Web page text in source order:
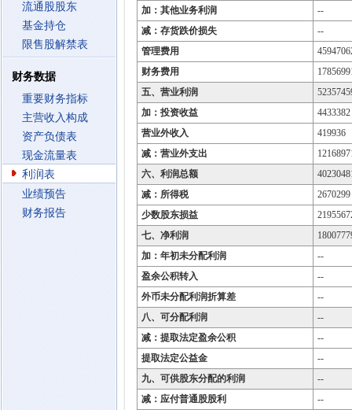
流通股股东
基金持仓
限售股解禁表
财务数据
重要财务指标
主营收入构成
资产负债表
现金流量表
利润表
业绩预告
财务报告
加：其他业务利润
--
减：存货跌价损失
--
管理费用
财务费用
五、营业利润
加：投资收益
4433382
营业外收入
419936
减：营业外支出
六、利润总额
减：所得税
2670299
少数股东损益
七、净利润
加：年初未分配利润
--
盈余公积转入
--
外币未分配利润折算差
--
八、可分配利润
--
减：提取法定盈余公积
--
提取法定公益金
--
九、可供股东分配的利润
--
减：应付普通股股利
--